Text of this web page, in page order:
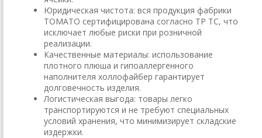
Юридическая чистота: вся продукция фабрики
ТОМАТО сертифицирована согласно ТР ТС, что
исключает любые риски при розничной
реализации.
Качественные материалы: использование
плотного плюша и гипоаллергенного
наполнителя холлофайбер гарантирует
долговечность изделия.
Логистическая выгода: товары легко
транспортируются и не требуют специальных
условий хранения, что минимизирует складские
издержки.